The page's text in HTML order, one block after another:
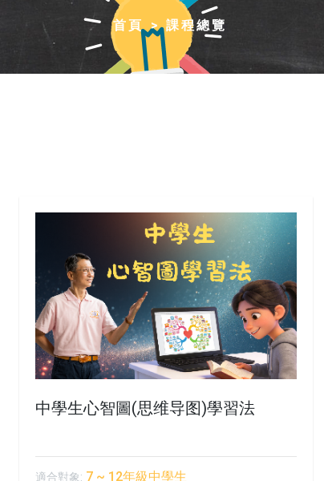
首頁 課程總覽
中學生心智圖(思维导图)學習法
適合對象: 7 ~ 12年級中學生